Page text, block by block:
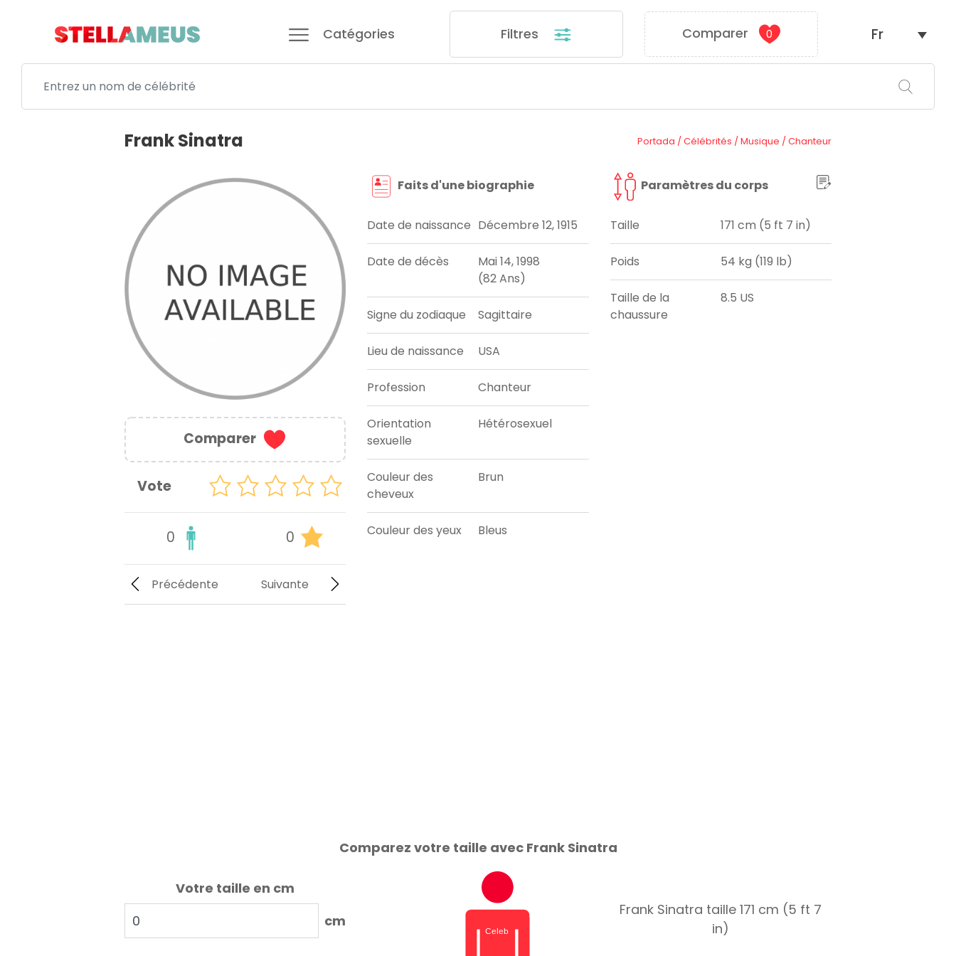
Catégories Filtres Comparer 0 Fr
Frank Sinatra Portada /Célébrités /Musique /Chanteur
Comparer
Vote
0 0
Suivante
Précédente
Faits d'une biographie
Date de naissance Décembre 12, 1915
Date de décès
Mai 14, 1998
(82 Ans)
Signe du zodiaque Sagittaire
Lieu de naissance USA
Profession Chanteur
Orientation
sexuelle
Hétérosexuel
Couleur des
cheveux
Brun
Couleur des yeux Bleus
Paramètres du corps
Taille 171 cm (5 ft 7 in)
Poids 54 kg (119 lb)
Taille de la
chaussure
8.5 US
Comparez votre taille avec Frank Sinatra
Votre taille en cm
cm
Frank Sinatra taille 171 cm (5 ft 7
in)